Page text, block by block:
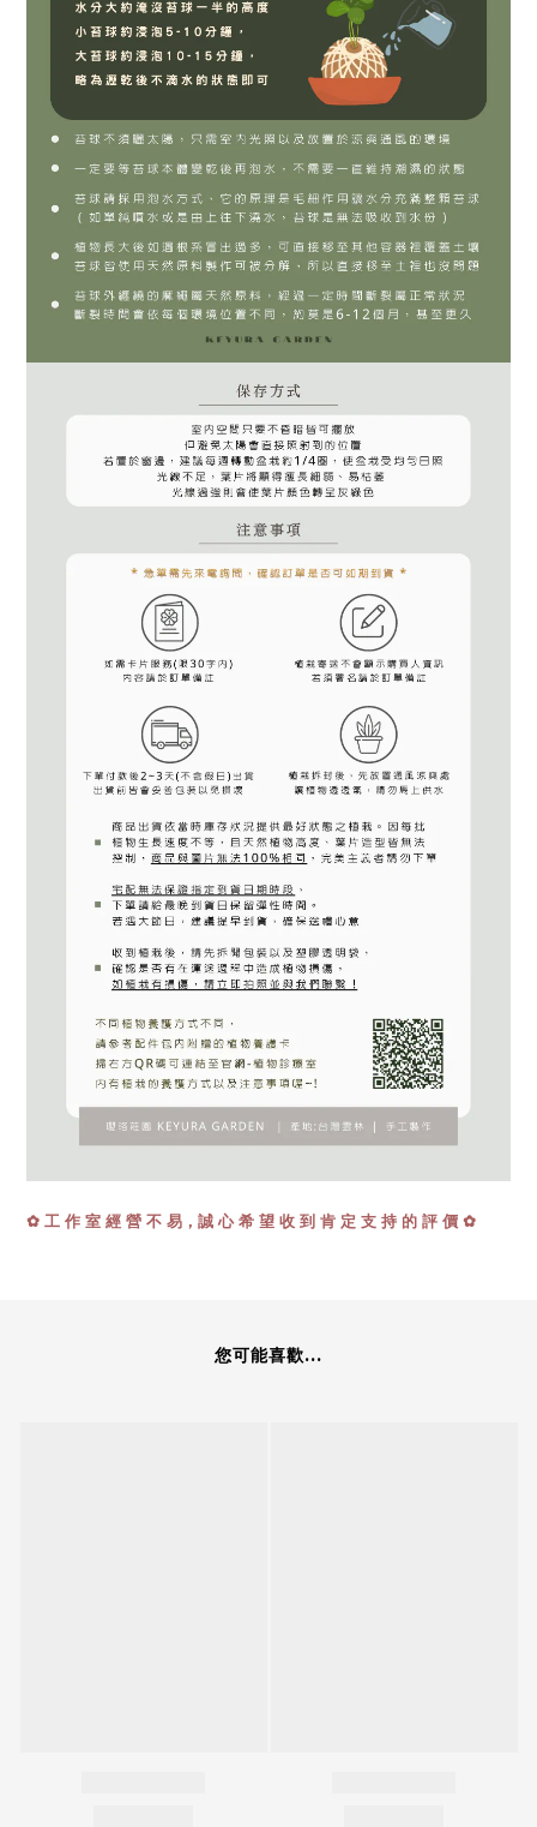
✿ 工 作 室 經 營 不 易，誠 心 希 望 收 到 肯 定 支 持 的 評 價 ✿
您可能喜歡...